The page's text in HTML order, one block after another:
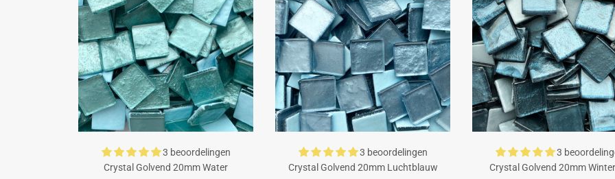
3 beoordelingen
Crystal Golvend 20mm Water
3 beoordelingen
Crystal Golvend 20mm Luchtblauw
3
Crystal Golvend 20mm